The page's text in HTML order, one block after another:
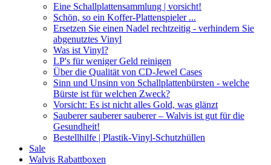
Eine Schallplattensammlung | vorsicht!
Schön, so ein Koffer-Plattenspieler ...
Ersetzen Sie einen Nadel rechtzeitig - verhindern Sie
abgenutztes Vinyl
Was ist Vinyl?
LP's für weniger Geld reinigen
Über die Qualität von CD-Jewel Cases
Sinn und Unsinn von Schallplattenbürsten - welche
Bürste ist für welchen Zweck?
Vorsicht: Es ist nicht alles Gold, was glänzt
Sauberer sauberer sauberer – Walvis ist gut für die
Gesundheit!
Bestellhilfe | Plastik-Vinyl-Schutzhüllen
Sale
Walvis Rabattboxen